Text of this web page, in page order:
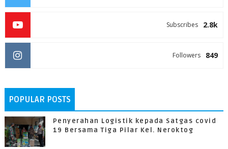
2.8k
Subscribes
849
Followers
POPULAR POSTS
Penyerahan Logistik kepada Satgas covid
19 Bersama Tiga Pilar Kel. Neroktog